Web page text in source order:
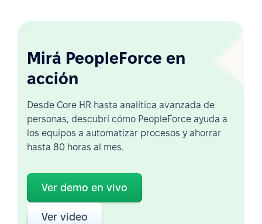
Mirá PeopleForce en
acción
Desde Core HR hasta analítica avanzada de
personas, descubrí cómo PeopleForce ayuda a
los equipos a automatizar procesos y ahorrar
hasta 80 horas al mes.
Ver demo en vivo
Ver video